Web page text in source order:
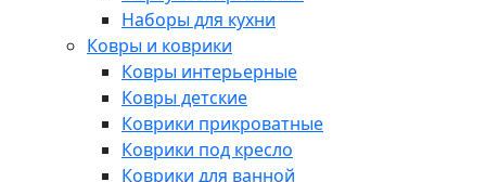
Наборы для кухни
Ковры и коврики
Ковры интерьерные
Ковры детские
Коврики прикроватные
Коврики под кресло
Коврики для ванной